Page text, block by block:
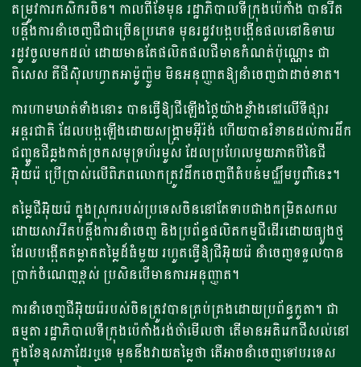
តម្រូវការកសិករចិន។ កាលពីខែមុន រដ្ឋាភិបាលទីក្រុងប៉េកាំង បានរឹត
បន្តឹងការនាំចេញជីជាច្រើនប្រភេទ មុនរដូវបង្កបង្កើនផលនៅនិទាឃ
រដូវចូលមកដល់ ដោយមានតែផលិតផលជីមានកំណត់ប៉ុណ្ណោះ ជា
ពិសេស គឺជីស៊ុលហ្វាតអាម៉ូញ៉ូម មិនអនុញ្ញាតឱ្យនាំចេញជាដាច់ខាត។
ការហាមឃាត់ទាំងនោះ បានធ្វើឱ្យជីឡើងថ្លៃយ៉ាងខ្លាំងនៅលើទីផ្សារ
អន្តរជាតិ ដែលបង្កឡើងដោយសង្គ្រាមអ៊ីរ៉ង់ ហើយបានរំខានដល់ការដឹក
ជញ្ជូនជីឆ្លងកាត់ច្រកសមុទ្រហ័រមូស ដែលប្រហែលមួយភាគបីនៃជី
អ៊ុយរ៉េ ប្រើប្រាស់លើពិភពលោកត្រូវដឹកចេញពីតំបន់មជ្ឈឹមបូព៌ានេះ។
តម្លៃជីអ៊ុយរ៉េ ក្នុងស្រុករបស់ប្រទេសចិននៅតែទាបជាងកម្រិតសកល
ដោយសាររឹតបន្តឹងការនាំចេញ និងប្រព័ន្ធផលិតកម្មជីដើរដោយធ្យូងថ្ម
ដែលបង្កើតគម្លាតតម្លៃដ៏ធំមួយ រហូតធ្វើឱ្យជីអ៊ុយរ៉េ នាំចេញទទួលបាន
ប្រាក់ចំណេញខ្ពស់ ប្រសិនបើមានការអនុញ្ញាត។
ការនាំចេញជីអ៊ុយរ៉េរបស់ចិនត្រូវបានគ្រប់គ្រងដោយប្រព័ន្ធកូតា។ ជា
ធម្មតា រដ្ឋាភិបាលទីក្រុងប៉េកាំងរង់ចាំមើលថា តើមានអតិរេកជីសល់នៅ
ក្នុងខែឧសភាដែរឬទេ មុននឹងវាយតម្លៃថា តើអាចនាំចេញទៅបរទេស